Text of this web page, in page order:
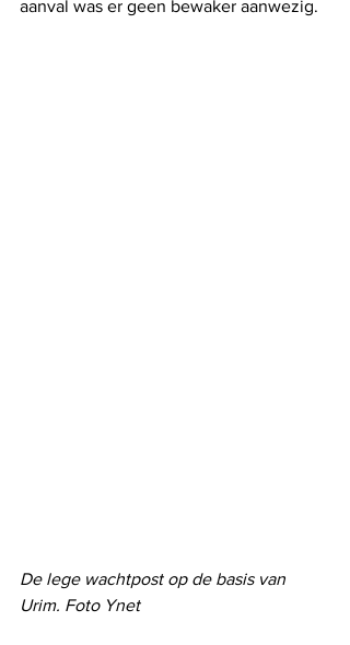
aanval was er geen bewaker aanwezig.
De lege wachtpost op de basis van
Urim. Foto Ynet